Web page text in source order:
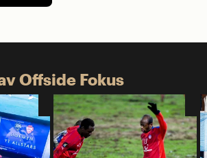
Offside Fokus